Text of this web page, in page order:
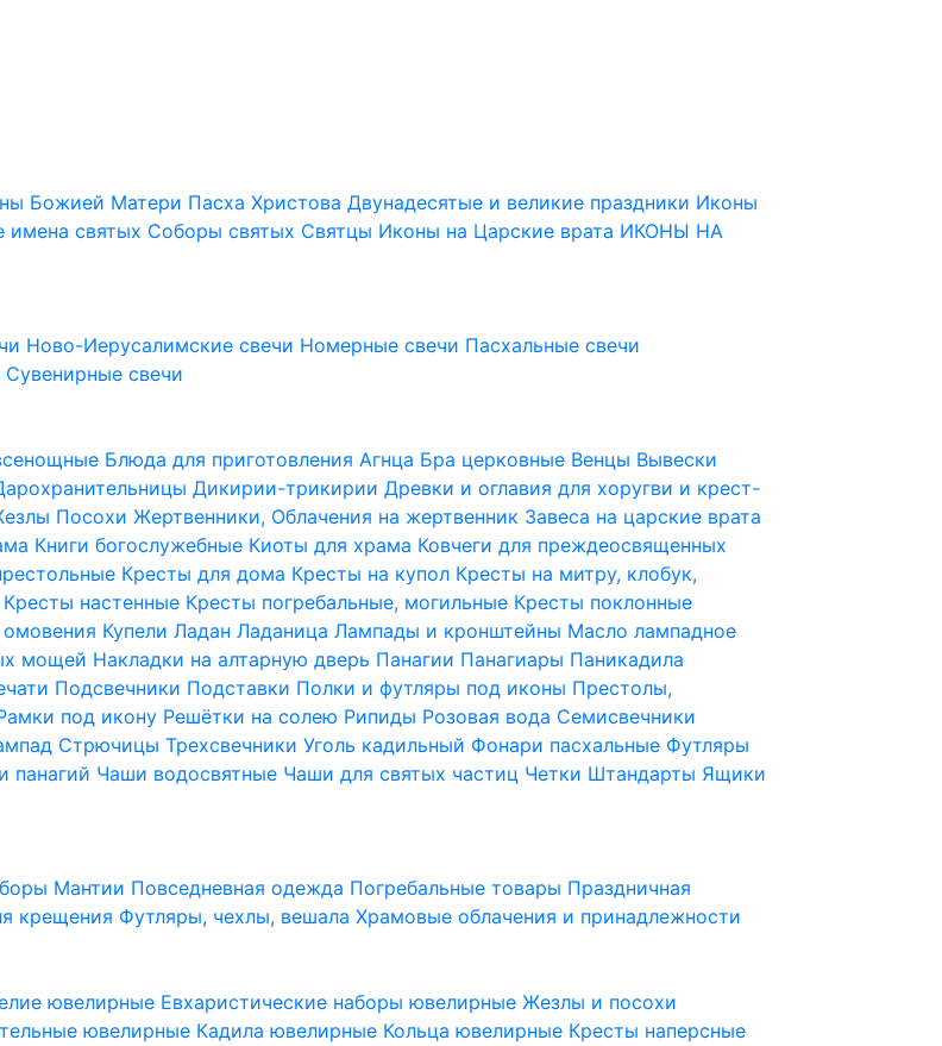
Божией Матери Пасха ХристоваДвунадесятые и великие праздники Иконы
имена святых Соборы святых Святцы Иконы на Царские врата ИКОНЫ НА
Ново-Иерусалимские свечи Номерные свечи Пасхальные свечи
Сувенирные свечи
Блюда для приготовления Агнца Бра церковные Венцы Вывески
Дикирии-трикирииДревки и оглавия для хоругви и крест-
ПосохиЖертвенники, Облачения на жертвенник Завеса на царские врата
Книги богослужебные Киоты для храма Ковчеги для преждеосвященных
Кресты для дома Кресты на купол Кресты на митру, клобук,
Кресты настенные Кресты погребальные, могильные Кресты поклонные
КупелиЛаданЛаданицаЛампады и кронштейны Масло лампадное
мощей Накладки на алтарную дверь Панагии Панагиары Паникадила
Подсвечники Подставки Полки и футляры под иконы Престолы,
под икону Решётки на солею Рипиды Розовая вода Семисвечники
СтрючицыТрехсвечникиУголь кадильный Фонари пасхальные Футляры
панагий Чаши водосвятные Чаши для святых частиц Четки Штандарты Ящики
Мантии Повседневная одежда Погребальные товары Праздничная
крещения Футляры, чехлы, вешалаХрамовые облачения и принадлежности
ювелирные Евхаристические наборы ювелирныеЖезлы и посохи
ювелирные Кадила ювелирные Кольца ювелирные Кресты наперсные